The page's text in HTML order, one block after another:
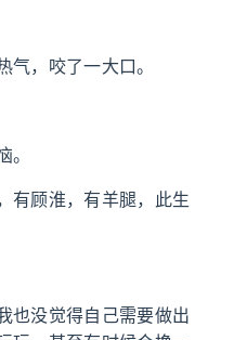
，咬了一大口。
有顾淮，有羊腿，此生
也没觉得自己需要做出